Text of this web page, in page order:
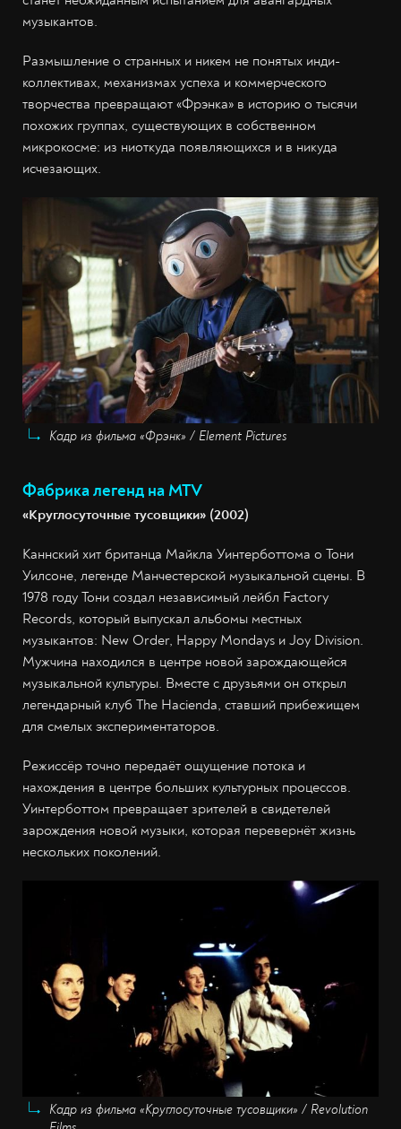
музыкантов.
Размышление о странных и никем не понятых инди-
коллективах, механизмах успеха и коммерческого
творчества превращают «Фрэнка» в историю о тысячи
похожих группах, существующих в собственном
микрокосме: из ниоткуда появляющихся и в никуда
исчезающих.
Кадр из фильма «Фрэнк» / Element Pictures
Фабрика легенд на MTV
«Круглосуточные тусовщики» (2002)
Каннский хит британца Майкла Уинтерботтома о Тони
Уилсоне, легенде Манчестерской музыкальной сцены. В
1978 году Тони создал независимый лейбл Factory
Records, который выпускал альбомы местных
музыкантов: New Order, Happy Mondays и Joy Division.
Мужчина находился в центре новой зарождающейся
музыкальной культуры. Вместе с друзьями он открыл
легендарный клуб The Hacienda, ставший прибежищем
для смелых экспериментаторов.
Режиссёр точно передаёт ощущение потока и
нахождения в центре больших культурных процессов.
Уинтерботтом превращает зрителей в свидетелей
зарождения новой музыки, которая перевернёт жизнь
нескольких поколений.
Кадр из фильма «Круглосуточные тусовщики» / Revolution